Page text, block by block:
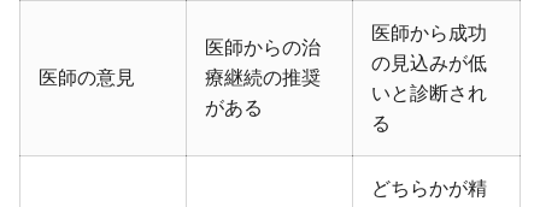
医師の意見
医師からの治
療継続の推奨
がある
医師から成功
の見込みが低
いと診断され
る
どちらかが精